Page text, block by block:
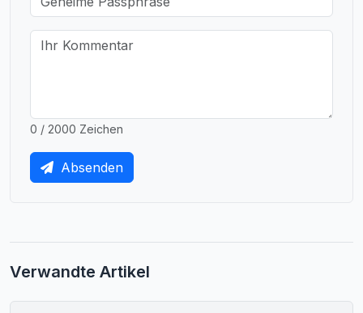
0 / 2000 Zeichen
Absenden
Verwandte Artikel